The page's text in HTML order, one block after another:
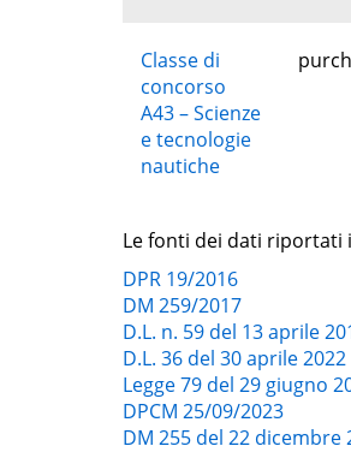
Classe di
concorso
A43 – Scienze
e tecnologie
nautiche
Le fonti dei dati riportati
DPR 19/2016
DM 259/2017
D.L. n. 59 del 13 aprile
D.L. 36 del 30 aprile 2022
Legge 79 del 29 giugno
DPCM 25/09/2023
DM 255 del 22 dicembre